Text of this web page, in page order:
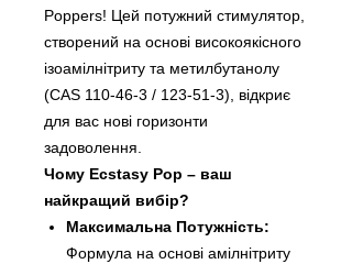
Poppers! Цей потужний стимулятор,
створений на основі високоякісного
ізоамілнітриту та метилбутанолу
(CAS 110-46-3 / 123-51-3), відкриє
для вас нові горизонти
задоволення.
Чому Ecstasy Pop – ваш
найкращий вибір?
Максимальна Потужність:
Формула на основі амілнітриту